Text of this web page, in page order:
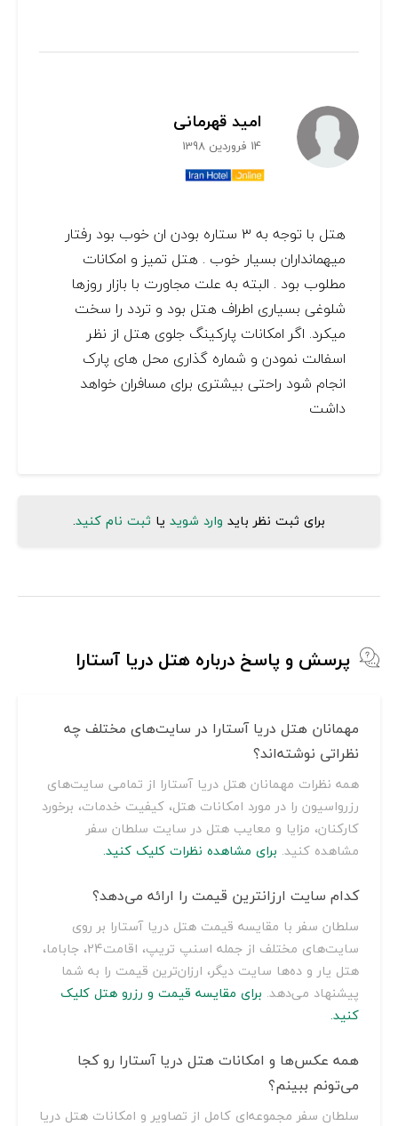
امید قهرمانی
14 فروردین 1398
هتل با توجه به ۳ ستاره بودن ان خوب بود رفتار
میهمانداران بسیار خوب . هتل تمیز و امکانات
مطلوب بود . البته به علت مجاورت با بازار روزها
شلوغی بسیاری اطراف هتل بود و تردد را سخت
میکرد. اگر امکانات پارکینگ جلوی هتل از نظر
اسفالت نمودن و شماره گذاری محل های پارک
انجام شود راحتی بیشتری برای مسافران خواهد
داشت
برای ثبت نظر باید وارد شوید یا ثبت نام کنید.
پرسش و پاسخ درباره هتل دریا آستارا
مهمانان هتل دریا آستارا در سایت‌های مختلف چه
نظراتی نوشته‌اند؟
همه نظرات مهمانان هتل دریا آستارا از تمامی سایت‌های
رزرواسیون را در مورد امکانات هتل، کیفیت خدمات، برخورد
کارکنان، مزایا و معایب هتل در سایت سلطان سفر
مشاهده کنید. برای مشاهده نظرات کلیک کنید.
کدام سایت ارزانترین قیمت را ارائه می‌دهد؟
سلطان سفر با مقایسه قیمت هتل دریا آستارا بر روی
سایت‌های مختلف از جمله اسنپ تریپ، اقامت24، جاباما،
هتل یار و ده‌ها سایت دیگر، ارزان‌ترین قیمت را به شما
پیشنهاد می‌دهد. برای مقایسه قیمت و رزرو هتل کلیک
کنید.
همه عکس‌ها و امکانات هتل دریا آستارا رو کجا
می‌تونم ببینم؟
سلطان سفر مجموعه‌ای کامل از تصاویر و امکانات هتل دریا